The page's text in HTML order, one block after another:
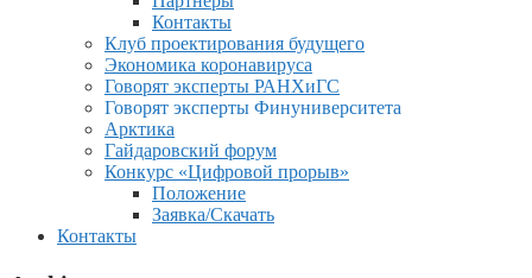
Контакты
Клуб проектирования будущего
Экономика коронавируса
Говорят эксперты РАНХиГС
Говорят эксперты Финуниверситета
Арктика
Гайдаровский форум
Конкурс «Цифровой прорыв»
Положение
Заявка/Скачать
Контакты